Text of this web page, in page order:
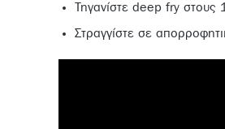
Τηγανίστε deep fry στους
Στραγγίστε σε